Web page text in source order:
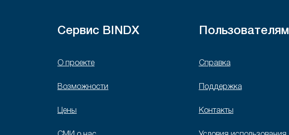
Сервис BINDX
О проекте
Возможности
Цены
Пользователям
Справка
Поддержка
Контакты